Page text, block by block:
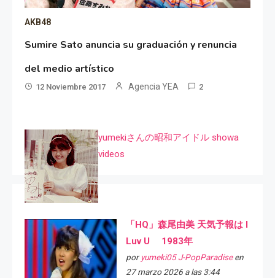
AKB48
Sumire Sato anuncia su graduación y renuncia
del medio artístico
12 Noviembre 2017 Agencia YEA 2
yumekiさんの昭和アイドル showa
videos
「HQ」森尾由美 天気予報は I
Luv U 1983年
por yumeki05 J-PopParadiseen
27 marzo 2026 a las 3:44